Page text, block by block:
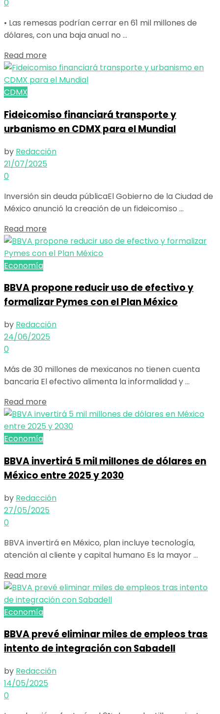
0
• Las remesas podrían cerrar en 61 mil millones de
dólares, con una baja anual no ...
Read more
CDMX
Fideicomiso financiará transporte y
urbanismo en CDMX para el Mundial
by Redacción
21/07/2025
0
Inversión sin deuda públicaEl Gobierno de la Ciudad de
México anunció la creación de un fideicomiso ...
Read more
Economía
BBVA propone reducir uso de efectivo y
formalizar Pymes con el Plan México
by Redacción
24/06/2025
0
Más de 30 millones de mexicanos no tienen cuenta
bancaria El efectivo alimenta la informalidad y ...
Read more
Economía
BBVA invertirá 5 mil millones de dólares en
México entre 2025 y 2030
by Redacción
27/05/2025
0
BBVA invertirá en México, plan incluye tecnología,
atención al cliente y capital humano Es la mayor ...
Read more
Economía
BBVA prevé eliminar miles de empleos tras
intento de integración con Sabadell
by Redacción
14/05/2025
0